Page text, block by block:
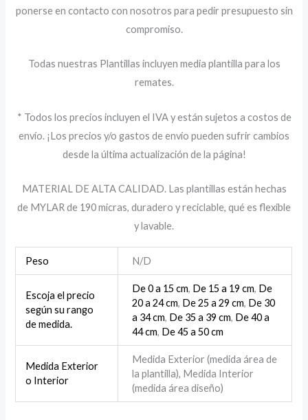
ponerse en contacto con nosotros para pedir presupuesto sin
compromiso.
Todas nuestras Plantillas incluyen media plantilla para los
remates.
* Todos los precios incluyen el IVA y están sujetos a costos de
envío. ¡Los precios y/o gastos de envío pueden sufrir cambios
desde la última actualización de la página!
MATERIAL DE ALTA CALIDAD. Las plantillas están hechas
de MYLAR de 190 micras, duradero y reciclable, qué es flexible
y lavable.
Peso N/D
Escoja el precio
según su rango
de medida.
De 0 a 15 cm, De 15 a 19 cm, De
20 a 24 cm, De 25 a 29 cm, De 30
a 34 cm, De 35 a 39 cm, De 40 a
44 cm, De 45 a 50 cm
Medida Exterior
o Interior
Medida Exterior (medida área de
la plantilla), Medida Interior
(medida área diseño)